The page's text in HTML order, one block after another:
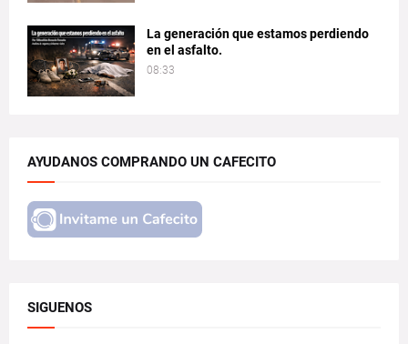
La generación que estamos perdiendo
en el asfalto.
08:33
AYUDANOS COMPRANDO UN CAFECITO
SIGUENOS